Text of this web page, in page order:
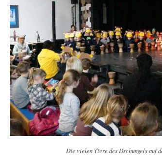
Die vielen Tiere des Dschungels auf